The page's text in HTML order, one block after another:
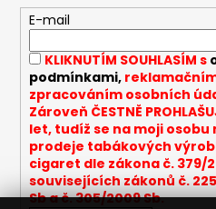
n
a
E-mail
KLIKNUTÍM SOUHLASÍM s
podmínkami,
zpracováním osobních
Zároveň ČESTNĚ
let, tudíž se na moji
prodeje tabákových
cigaret dle zákona č. 379/
souvisejících zákonů č.
Sb a č. 305/2009 Sb.